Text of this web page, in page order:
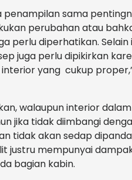
penampilan sama
perubahan atau
perlu diperhatikan.
juga perlu dipikirkan
yang cukup
walaupun interior
jika tidak diimbangi
tidak akan sedap
justru mempunyai
bagian kabin.